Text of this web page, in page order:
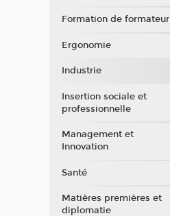
Formation de formateur
Ergonomie
Industrie
Insertion sociale et
professionnelle
Management et
Innovation
Santé
Matières premières et
diplomatie